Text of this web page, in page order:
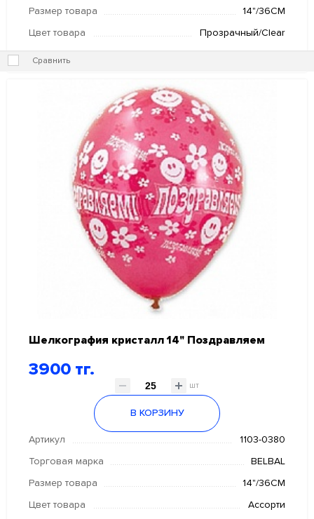
Размер товара 14"/36СМ
Цвет товара Прозрачный/Clear
Сравнить
Шелкография кристалл 14" Поздравляем
3900 тг.
шт
В КОРЗИНУ
Артикул 1103-0380
Торговая марка BELBAL
Размер товара 14"/36СМ
Цвет товара Ассорти